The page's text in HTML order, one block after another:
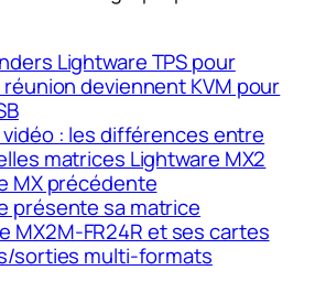
Lightware TPS pour
deviennent KVM pour
vidéo : les différences entre
matrices Lightware MX2
MX précédente
présente sa matrice
MX2M-FR24R et ses cartes
sorties multi-formats